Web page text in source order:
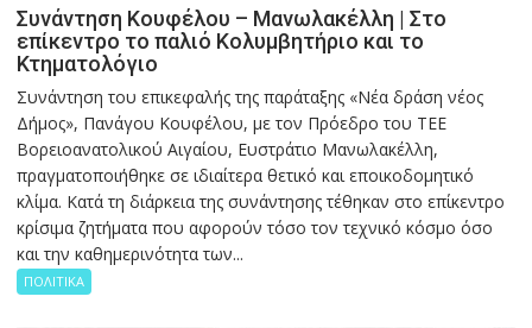
Συνάντηση Κουφέλου – Μανωλακέλλη | Στο
επίκεντρο το παλιό Κολυμβητήριο και το
Κτηματολόγιο
Συνάντηση του επικεφαλής της παράταξης «Νέα δράση νέος
Δήμος», Πανάγου Κουφέλου, με τον Πρόεδρο του ΤΕΕ
Βορειοανατολικού Αιγαίου, Ευστράτιο Μανωλακέλλη,
πραγματοποιήθηκε σε ιδιαίτερα θετικό και εποικοδομητικό
κλίμα. Κατά τη διάρκεια της συνάντησης τέθηκαν στο επίκεντρο
κρίσιμα ζητήματα που αφορούν τόσο τον τεχνικό κόσμο όσο
και την καθημερινότητα των...
ΠΟΛΙΤΙΚΑ